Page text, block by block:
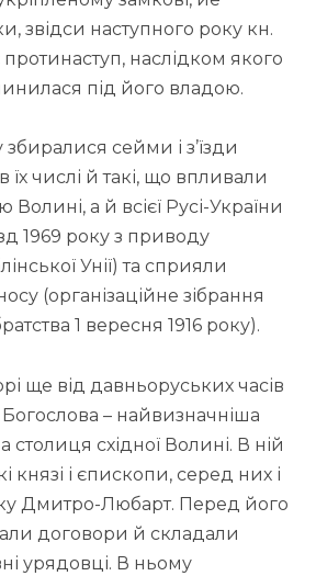
звідси наступного року кн.
наслідком якого
під його владою.
сейми і з’їзди
їх числі й такі, що впливали
Волині, а й всієї Русі-України
1969 року з приводу
Унії) та сприяли
(організаційне зібрання
1 вересня 1916 року).
ще від давньоруських часів
Богослова – найвизначніша
столиця східної Волині. В ній
князі і єпископи, серед них і
Дмитро-Любарт. Перед його
договори й складали
урядовці. В ньому